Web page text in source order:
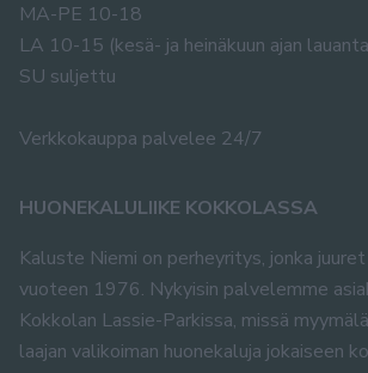
MA-PE 10-18
LA 10-15 (kesä- ja heinäkuun ajan
SU suljettu
Verkkokauppa palvelee 24/7
HUONEKALULIIKE KOKKOLASSA
Kaluste Niemi on perheyritys, jonka
vuoteen 1976. Nykyisin palvelemme
Kokkolan Lassie-Parkissa, missä
laajan valikoiman huonekaluja jokaiseen